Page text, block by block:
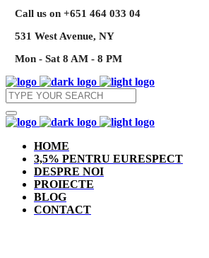
Call us on +651 464 033 04
531 West Avenue, NY
Mon - Sat 8 AM - 8 PM
HOME
3,5% PENTRU EURESPECT
DESPRE NOI
PROIECTE
BLOG
CONTACT